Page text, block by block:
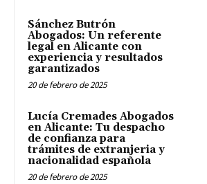
Sánchez Butrón
Abogados: Un referente
legal en Alicante con
experiencia y resultados
garantizados
20 de febrero de 2025
Lucía Cremades Abogados
en Alicante: Tu despacho
de confianza para
trámites de extranjeria y
nacionalidad española
20 de febrero de 2025